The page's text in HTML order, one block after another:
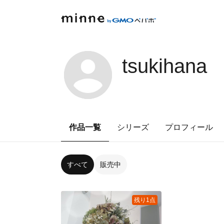
tsukihana
作品一覧 シリーズ プロフィール
すべて 販売中
残り1点